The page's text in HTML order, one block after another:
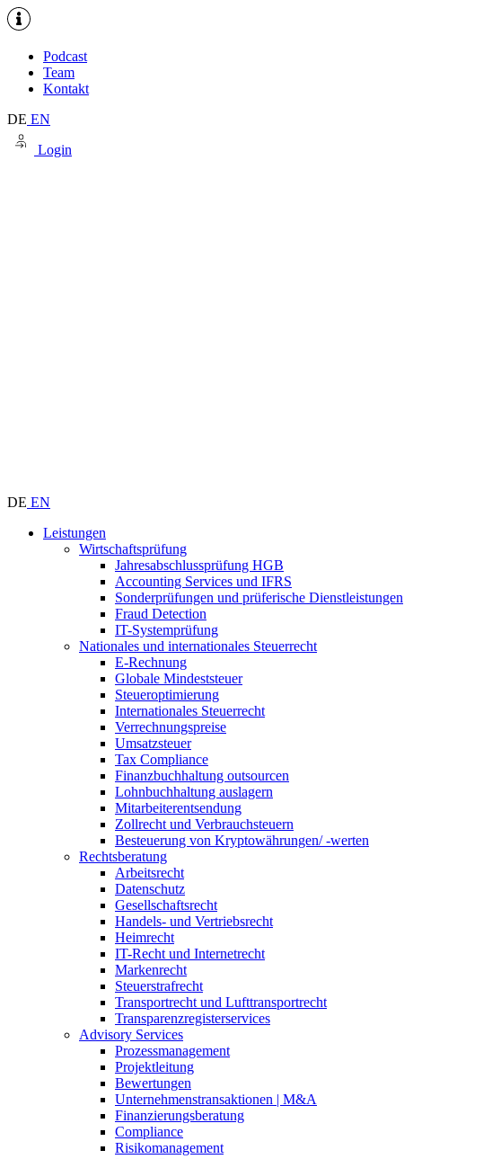
Podcast
Team
Kontakt
DE EN
Login
DE EN
Leistungen
Wirtschaftsprüfung
Jahresabschlussprüfung HGB
Accounting Services und IFRS
Sonderprüfungen und prüferische Dienstleistungen
Fraud Detection
IT-Systemprüfung
Nationales und internationales Steuerrecht
E-Rechnung
Globale Mindeststeuer
Steueroptimierung
Internationales Steuerrecht
Verrechnungspreise
Umsatzsteuer
Tax Compliance
Finanzbuchhaltung outsourcen
Lohnbuchhaltung auslagern
Mitarbeiterentsendung
Zollrecht und Verbrauchsteuern
Besteuerung von Kryptowährungen/ -werten
Rechtsberatung
Arbeitsrecht
Datenschutz
Gesellschaftsrecht
Handels- und Vertriebsrecht
Heimrecht
IT-Recht und Internetrecht
Markenrecht
Steuerstrafrecht
Transportrecht und Lufttransportrecht
Transparenzregisterservices
Advisory Services
Prozessmanagement
Projektleitung
Bewertungen
Unternehmenstransaktionen | M&A
Finanzierungsberatung
Compliance
Risikomanagement